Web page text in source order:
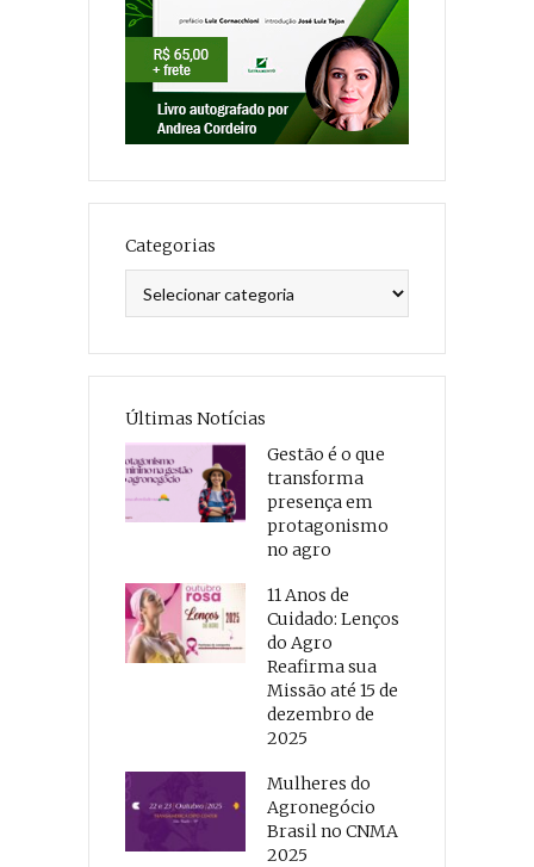
Categorias
Últimas Notícias
Gestão é o que
transforma
presença em
protagonismo
no agro
11 Anos de
Cuidado: Lenços
do Agro
Reafirma sua
Missão até 15 de
dezembro de
2025
Mulheres do
Agronegócio
Brasil no CNMA
2025